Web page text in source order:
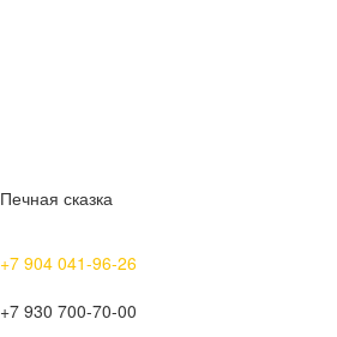
Печная сказка
+7 904 041-96-26
+7 930 700-70-00